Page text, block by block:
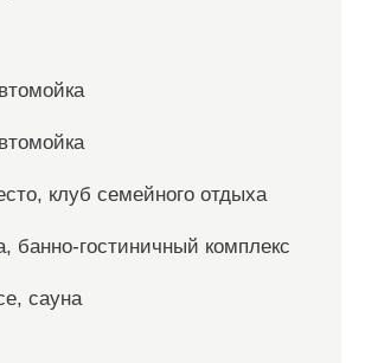
клуб семейного отдыха
банно-гостиничный комплекс
сауна